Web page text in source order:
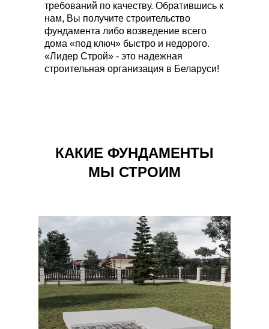
требований по качеству. Обратившись к
нам, Вы получите строительство
фундамента либо возведение всего
дома «под ключ» быстро и недорого.
«Лидер Строй» - это надежная
строительная организация в Беларуси!
КАКИЕ ФУНДАМЕНТЫ
МЫ СТРОИМ